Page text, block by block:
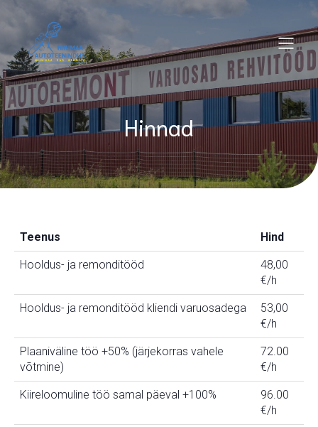
Hinnad
Teenus Hind
Hooldus- ja remonditööd
48,00
€/h
Hooldus- ja remonditööd kliendi varuosadega
53,00
€/h
Plaaniväline töö +50% (järjekorras vahele
võtmine)
72.00
€/h
Kiireloomuline töö samal päeval +100%
96.00
€/h